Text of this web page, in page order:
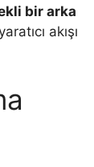
bir arka
akışı